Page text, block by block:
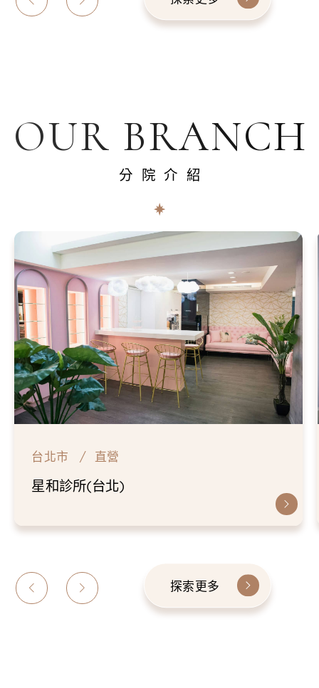
OUR BRANCH
分院介紹
台北市 直營
星和診所(台北)
探索更多